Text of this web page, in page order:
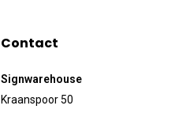
Contact
Signwarehouse
Kraanspoor 50